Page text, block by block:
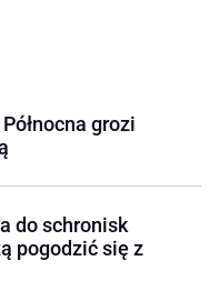
grozi
do schronisk
pogodzić się z